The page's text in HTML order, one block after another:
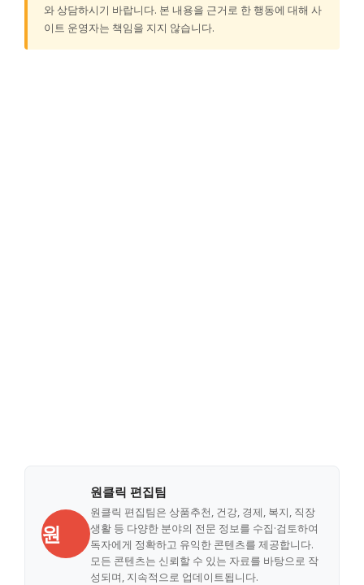
와 상담하시기 바랍니다. 본 내용을 근거로 한 행동에 대해 사
이트 운영자는 책임을 지지 않습니다.
원
원클릭 편집팀
원클릭 편집팀은 상품추천, 건강, 경제, 복지, 직장
생활 등 다양한 분야의 전문 정보를 수집·검토하여
독자에게 정확하고 유익한 콘텐츠를 제공합니다.
모든 콘텐츠는 신뢰할 수 있는 자료를 바탕으로 작
성되며, 지속적으로 업데이트됩니다.